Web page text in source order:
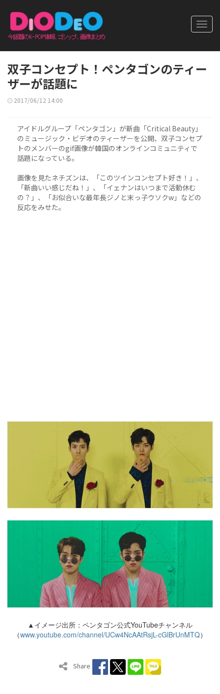
双子コンセプト！ペンタゴンのティー
ザーが話題に
2017/06/12 14:00
アイドルグループ「ペンタゴン」が新曲「Critical Beauty」
のミュージック・ビデオのティーザーを公開、双子コンセプ
トのメンバーのgif画像が韓国のオンラインコミュニティで
話題になっている。
画像を見たネチズンは、「このツインコンセプト好き！」、
「新曲いい感じだね！」、「イェナンはいつまで活動休む
の？」、「お似合いな最年長ジノと末っ子ウソクw」などの
反応をみせた。
▲イメージ出所：ペンタゴン公式YouTubeチャンネル
（www.youtube.com/channel/UCw4NcAAtRsjL-cGlBrUnMTQ）
Share